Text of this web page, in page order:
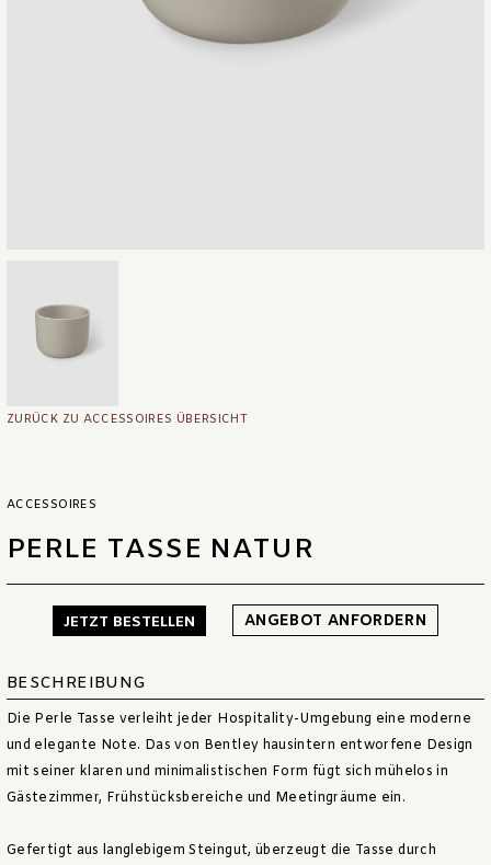
ZURÜCK ZU ACCESSOIRES ÜBERSICHT
ACCESSOIRES
PERLE TASSE NATUR
JETZT BESTELLEN ANGEBOT ANFORDERN
BESCHREIBUNG
Die Perle Tasse verleiht jeder Hospitality-Umgebung eine moderne
und elegante Note. Das von Bentley hausintern entworfene Design
mit seiner klaren und minimalistischen Form fügt sich mühelos in
Gästezimmer, Frühstücksbereiche und Meetingräume ein.
Gefertigt aus langlebigem Steingut, überzeugt die Tasse durch